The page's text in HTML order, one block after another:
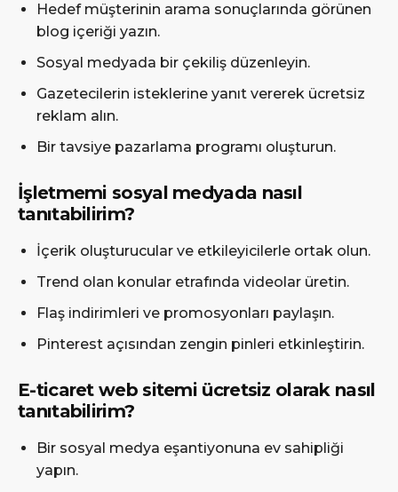
Hedef müşterinin arama sonuçlarında görünen
blog içeriği yazın.
Sosyal medyada bir çekiliş düzenleyin.
Gazetecilerin isteklerine yanıt vererek ücretsiz
reklam alın.
Bir tavsiye pazarlama programı oluşturun.
İşletmemi sosyal medyada nasıl
tanıtabilirim?
İçerik oluşturucular ve etkileyicilerle ortak olun.
Trend olan konular etrafında videolar üretin.
Flaş indirimleri ve promosyonları paylaşın.
Pinterest açısından zengin pinleri etkinleştirin.
E-ticaret web sitemi ücretsiz olarak nasıl
tanıtabilirim?
Bir sosyal medya eşantiyonuna ev sahipliği
yapın.